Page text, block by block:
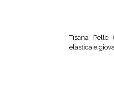
Tisana Pelle
elastica e